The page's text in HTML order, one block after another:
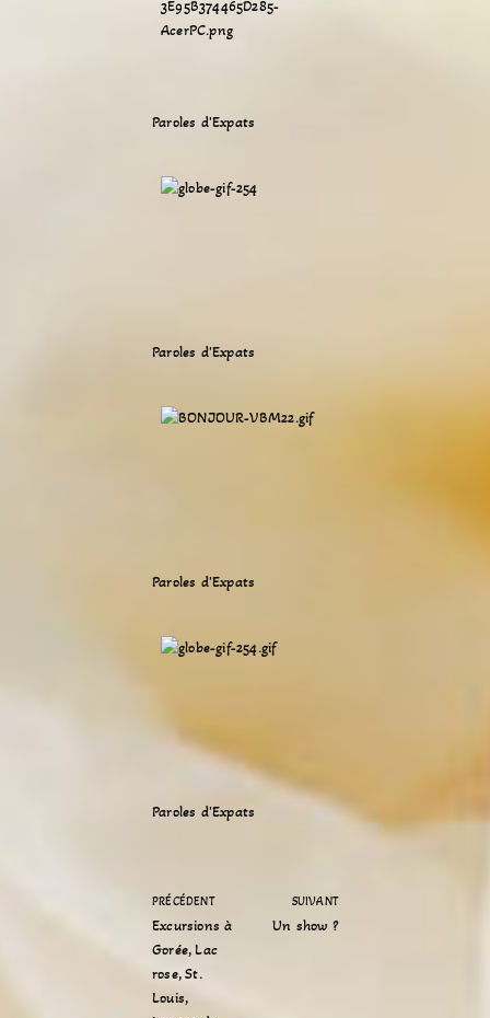
Paroles d'Expats
Paroles d'Expats
Paroles d'Expats
Paroles d'Expats
PRÉCÉDENT
Excursions à
Gorée, Lac
rose, St.
Louis,
SUIVANT
Un show ?